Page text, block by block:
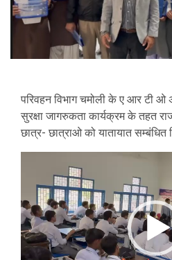
परिवहन विभाग चमोली के ए आर टी ओ
सुरक्षा जागरुकता कार्यक्रम के तहत
छात्र- छात्राओ को यातायात सम्बंधित